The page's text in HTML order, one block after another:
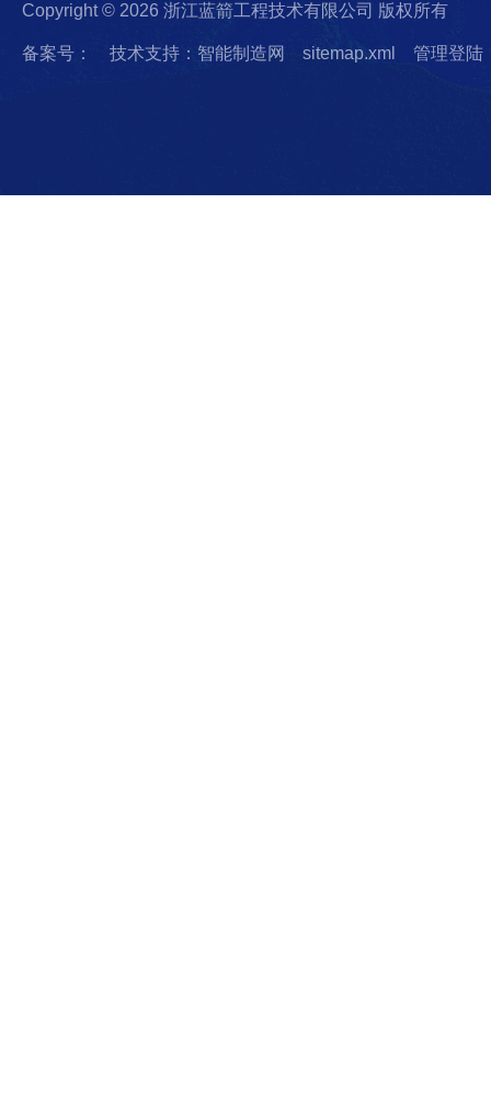
Copyright © 2026 浙江蓝箭工程技术有限公司 版权所有
备案号： 技术支持：智能制造网 sitemap.xml 管理登陆